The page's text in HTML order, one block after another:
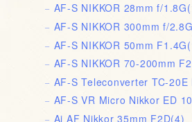
AF-S NIKKOR 28mm f/1.8G
AF-S NIKKOR 300mm f/
AF-S NIKKOR 50mm F1.4G
AF-S NIKKOR 70-200mm
AF-S Teleconverter TC-20E
AF-S VR Micro Nikkor ED
Ai AF Nikkor 35mm F2D(4)